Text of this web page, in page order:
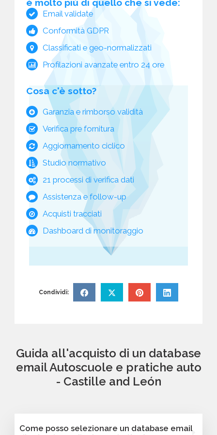
è molto più di quello che si vede:
Email validate
Conformità GDPR
Classificati e geo-normalizzati
Profilazioni avanzate entro 24 ore
Cosa c'è sotto?
Garanzia e rimborso validità
Verifica pre fornitura
Aggiornamento ciclico
Studio normativo
21 processi di verifica dati
Assistenza e follow-up
Acquisti tracciati
Dashboard di monitoraggio
Condividi:
Guida all'acquisto di un database
email Autoscuole e pratiche auto
- Castille and León
Come posso selezionare un database email